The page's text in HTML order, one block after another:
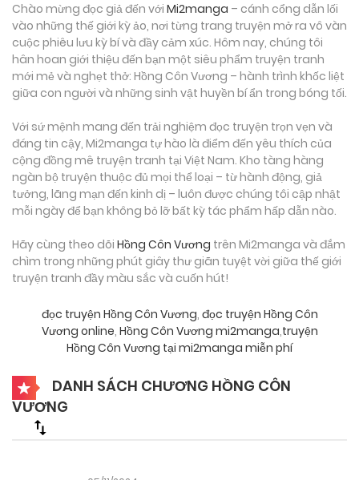
Chào mừng đọc giả đến với Mi2manga – cánh cổng dẫn lối
vào những thế giới kỳ ảo, nơi từng trang truyện mở ra vô vàn
cuộc phiêu lưu kỳ bí và đầy cảm xúc. Hôm nay, chúng tôi
hân hoan giới thiệu đến bạn một siêu phẩm truyện tranh
mới mẻ và nghẹt thở: Hồng Côn Vương – hành trình khốc liệt
giữa con người và những sinh vật huyền bí ẩn trong bóng tối.
Với sứ mệnh mang đến trải nghiệm đọc truyện trọn vẹn và
đáng tin cậy, Mi2manga tự hào là điểm đến yêu thích của
cộng đồng mê truyện tranh tại Việt Nam. Kho tàng hàng
ngàn bộ truyện thuộc đủ mọi thể loại – từ hành động, giả
tưởng, lãng mạn đến kinh dị – luôn được chúng tôi cập nhật
mỗi ngày để bạn không bỏ lỡ bất kỳ tác phẩm hấp dẫn nào.
Hãy cùng theo dõi Hồng Côn Vương trên Mi2manga và đắm
chìm trong những phút giây thư giãn tuyệt vời giữa thế giới
truyện tranh đầy màu sắc và cuốn hút!
đọc truyện Hồng Côn Vương, đọc truyện Hồng Côn
Vương online, Hồng Côn Vương mi2manga,truyện
Hồng Côn Vương tại mi2manga miễn phí
DANH SÁCH CHƯƠNG HỒNG CÔN
VƯƠNG